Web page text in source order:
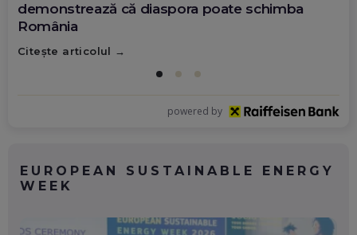
demonstrează că diaspora poate schimba
România
Citește articolul
powered by
EUROPEAN SUSTAINABLE ENERGY
WEEK